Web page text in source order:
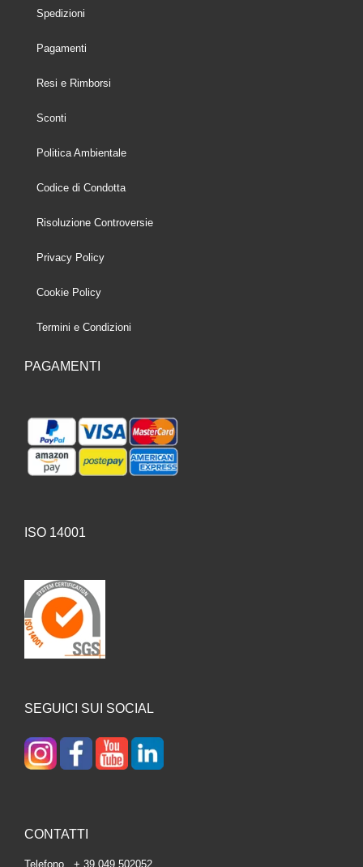
Spedizioni
Pagamenti
Resi e Rimborsi
Sconti
Politica Ambientale
Codice di Condotta
Risoluzione Controversie
Privacy Policy
Cookie Policy
Termini e Condizioni
PAGAMENTI
ISO 14001
SEGUICI SUI SOCIAL
CONTATTI
Telefono + 39 049 502052